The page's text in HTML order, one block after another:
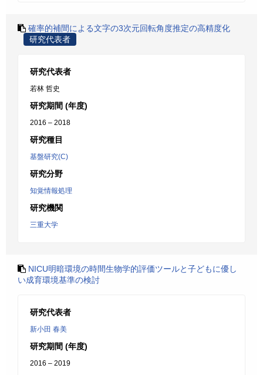
確率的補間による文字の3次元回転角度推定の高精度化
研究代表者
研究代表者
若林 哲史
研究期間 (年度)
2016 – 2018
研究種目
基盤研究(C)
研究分野
知覚情報処理
研究機関
三重大学
NICU明暗環境の時間生物学的評価ツールと子どもに優し
い成育環境基準の検討
研究代表者
新小田 春美
研究期間 (年度)
2016 – 2019